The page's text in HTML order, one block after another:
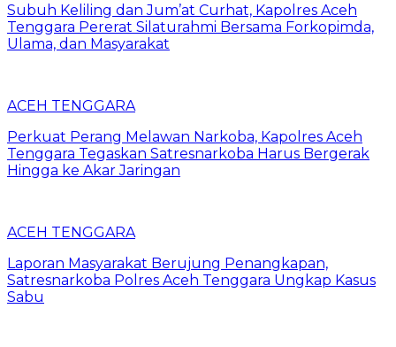
Subuh Keliling dan Jum’at Curhat, Kapolres Aceh
Tenggara Pererat Silaturahmi Bersama Forkopimda,
Ulama, dan Masyarakat
ACEH TENGGARA
Perkuat Perang Melawan Narkoba, Kapolres Aceh
Tenggara Tegaskan Satresnarkoba Harus Bergerak
Hingga ke Akar Jaringan
ACEH TENGGARA
Laporan Masyarakat Berujung Penangkapan,
Satresnarkoba Polres Aceh Tenggara Ungkap Kasus
Sabu